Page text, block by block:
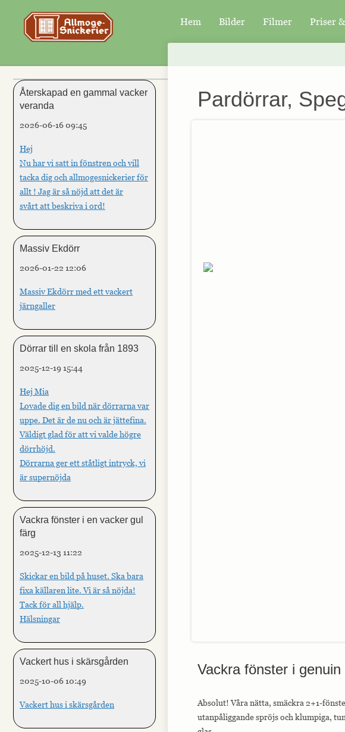
Hem Bilder Filmer Priser
Återskapad en gammal vacker
veranda
2026-06-16 09:45
Hej
Nu har vi satt in fönstren och vill
tacka dig och allmogesnickerier för
allt ! Jag är så nöjd att det är
svårt att beskriva i ord!
Massiv Ekdörr
2026-01-22 12:06
Massiv Ekdörr med ett vackert
järngaller
Dörrar till en skola från 1893
2025-12-19 15:44
Hej Mia
Lovade dig en bild när dörrarna var
uppe. Det är de nu och är jättefina.
Väldigt glad för att vi valde högre
dörrhöjd.
Dörrarna ger ett ståtligt intryck, vi
är supernöjda
Vackra fönster i en vacker gul
färg
2025-12-13 11:22
Skickar en bild på huset. Ska bara
fixa källaren lite. Vi är så nöjda!
Tack för all hjälp.
Hälsningar
Vackert hus i skärsgården
2025-10-06 10:49
Vackert hus i skärsgården
Pardörrar,
Vackra fönster i
Absolut! Våra nätta, smäckra 2+1-
utanpåliggande spröjs och klumpiga,